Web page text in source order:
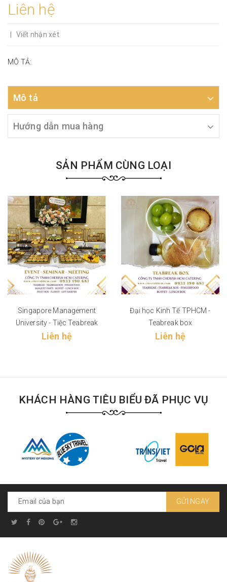
Liên hệ
Viết nhận xét
MÔ TẢ:
Mô tả
Hướng dẫn mua hàng
SẢN PHẨM CÙNG LOẠI
Singapore Management
University - Tiệc Teabreak
Liên hệ
Đại học Kinh Tế TPHCM -
Teabreak box
Liên hệ
KHÁCH HÀNG TIÊU BIỂU ĐÃ PHỤC VỤ
GỬI NGAY